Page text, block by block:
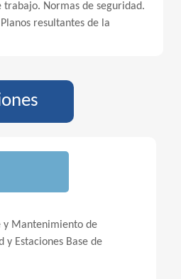
Normas de seguridad.
resultantes de la
y Mantenimiento de
y Estaciones Base de